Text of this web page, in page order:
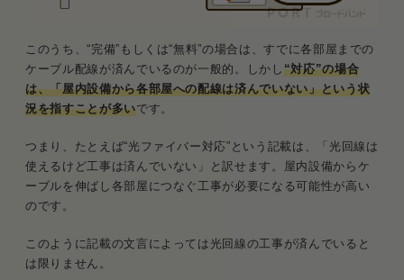
このうち、“完備”もしくは“無料”の場合は、すでに各部屋までの
ケーブル配線が済んでいるのが一般的。しかし “対応”の場合
は、「屋内設備から各部屋への配線は済んでいない」という状
況を指すことが多いです。
つまり、たとえば“光ファイバー対応”という記載は、「光回線は
使えるけど工事は済んでいない」と訳せます。屋内設備からケ
ーブルを伸ばし各部屋につなぐ工事が必要になる可能性が高い
のです。
このように記載の文言によっては光回線の工事が済んでいると
は限りません。